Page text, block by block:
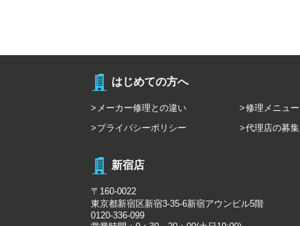
はじめての方へ
メーカー修理との違い 修理メニュー
プライバシーポリシー
代理店の募集
新宿店
〒160-0022
東京都新宿区新宿3-35-6新宿アウンビル5階
0120-336-099